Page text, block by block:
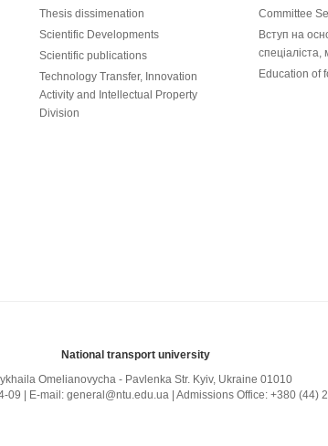
Thesis dissimenation
Scientific Developments
Scientific publications
Technology Transfer, Innovation
Activity and Intellectual Property
Division
Committee
Вступ на
спеціаліста,
Education of
National transport university
Omelianovycha - Pavlenka Str. Kyiv, Ukraine 01010
09 | E-mail: general@ntu.edu.ua | Admissions Office: +380 (44)